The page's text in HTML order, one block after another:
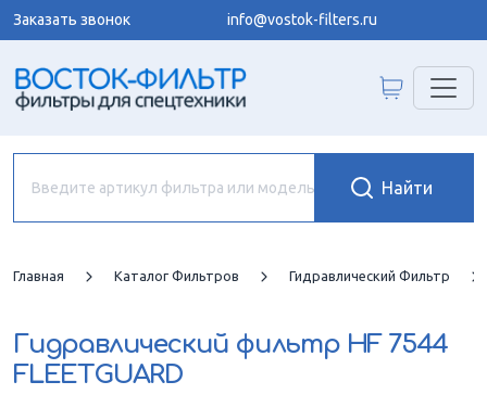
Заказать звонок info@vostok-filters.ru
Главная Каталог Фильтров Гидравлический Фильтр
Гидравлический фильтр HF 7544
FLEETGUARD